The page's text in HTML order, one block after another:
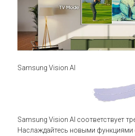
Samsung Vision AI
Samsung Vision AI соответствует
Наслаждайтесь новыми